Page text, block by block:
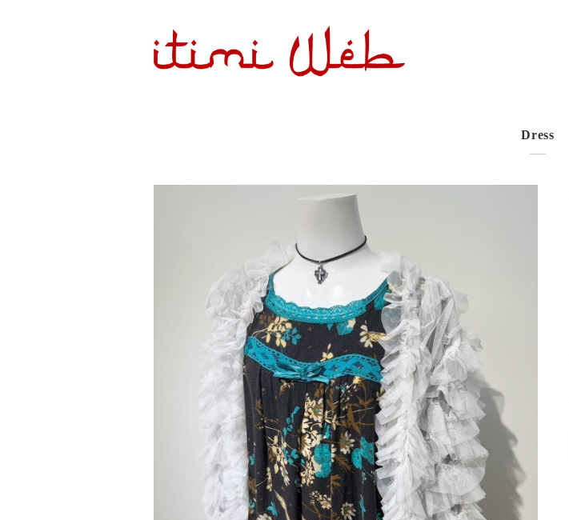
Dress